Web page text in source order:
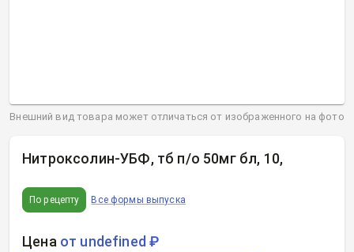
Нитроксолин-УБФ, тб п/о 50мг бл, 10,
По рецепту Все формы выпуска
Цена от undefined ₽
Внешний вид товара может отличаться от изображенного на фото